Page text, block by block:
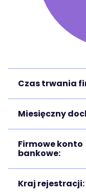
Czas trwania
Miesięczny
Firmowe konto
bankowe:
Kraj rejestracji: